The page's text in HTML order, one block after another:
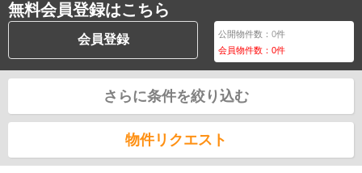
無料会員登録はこちら
会員登録 公開物件数：0件
会員物件数：0件
さらに条件を絞り込む
物件リクエスト